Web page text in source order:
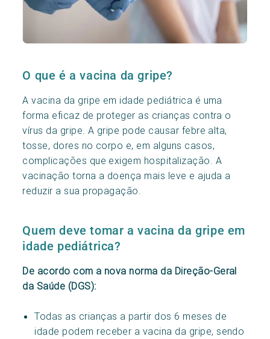
O que é a vacina da gripe?
A vacina da gripe em idade pediátrica é uma
forma eficaz de proteger as crianças contra o
vírus da gripe. A gripe pode causar febre alta,
tosse, dores no corpo e, em alguns casos,
complicações que exigem hospitalização. A
vacinação torna a doença mais leve e ajuda a
reduzir a sua propagação.
Quem deve tomar a vacina da gripe em
idade pediátrica?
De acordo com a nova norma da Direção-Geral
da Saúde (DGS):
Todas as crianças a partir dos 6 meses de
idade podem receber a vacina da gripe, sendo